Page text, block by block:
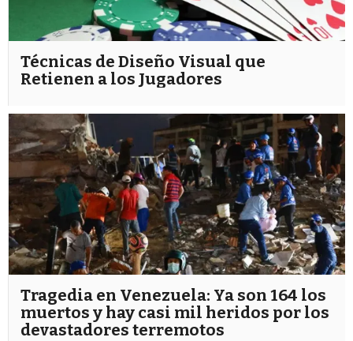
Técnicas de Diseño Visual que
Retienen a los Jugadores
Tragedia en Venezuela: Ya son 164 los
muertos y hay casi mil heridos por los
devastadores terremotos